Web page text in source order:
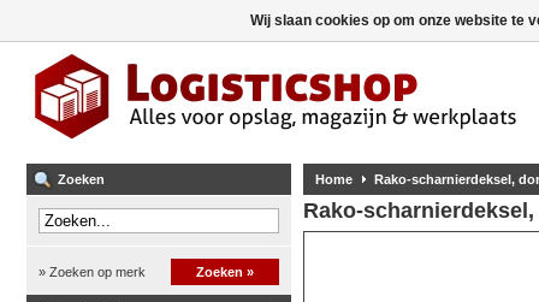
Zoeken
» Zoeken op merk Zoeken »
Home Rako-scharnierdeksel,
Rako-
Wij slaan cookies op om onze website te